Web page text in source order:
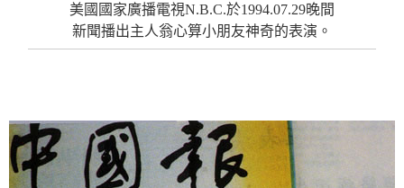
美國國家廣播電視N.B.C.於1994.07.29晚間
新聞播出主人翁心算小朋友神奇的表演。